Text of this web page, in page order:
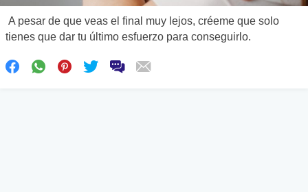
A pesar de que veas el final muy lejos, créeme que solo
tienes que dar tu último esfuerzo para conseguirlo.